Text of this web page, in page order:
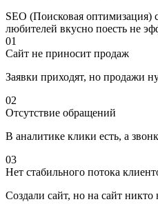
SEO (Поисковая оптимизация)
любителей вкусно поесть не
01
Сайт не приносит продаж
Заявки приходят, но продажи
02
Отсутствие обращений
В аналитике клики есть, а
03
Нет стабильного потока
Создали сайт, но на сайт никто